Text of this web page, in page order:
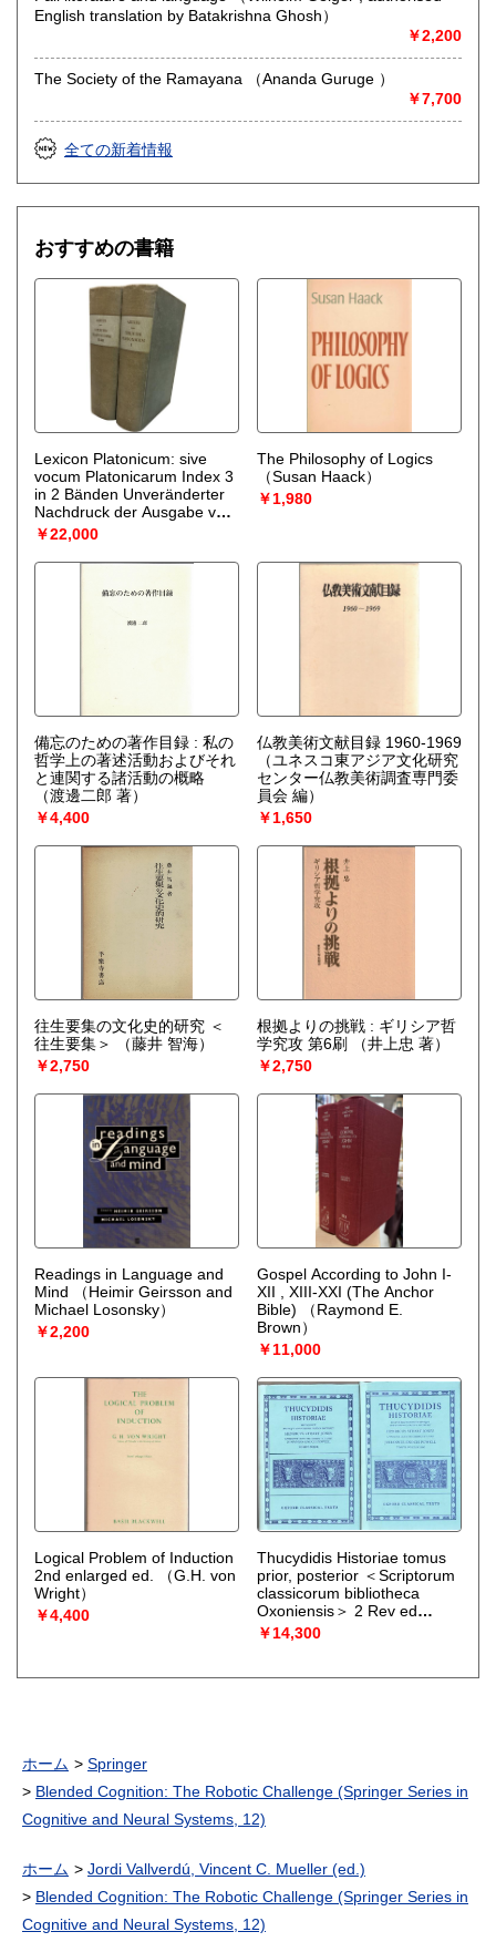
English translation by Batakrishna Ghosh）
￥2,200
The Society of the Ramayana （Ananda Guruge ）
￥7,700
全ての新着情報
おすすめの書籍
Lexicon Platonicum: sive
vocum Platonicarum Index 3
in 2 Bänden Unveränderter
Nachdruck der Ausgabe von
1835–1838
Astius）
￥22,000
The Philosophy of Logics
（Susan Haack）
￥1,980
備忘のための著作目録 : 私の
哲学上の著述活動およびそれ
と連関する諸活動の概略
（渡邊二郎 著）
￥4,400
仏教美術文献目録 1960-1969
（ユネスコ東アジア文化研究
センター仏教美術調査専門委
員会 編）
￥1,650
往生要集の文化史的研究 ＜
往生要集＞
（藤井 智海）
￥2,750
根拠よりの挑戦 : ギリシア哲
学究攻 第6刷
（井上忠 著）
￥2,750
Readings in Language and
Mind
（Heimir Geirsson and
Michael Losonsky）
￥2,200
Gospel According to John I-
XII , XIII-XXI (The Anchor
Bible)
（Raymond E.
Brown）
￥11,000
Logical Problem of Induction
2nd enlarged ed.
（G.H. von
Wright）
￥4,400
Thucydidis Historiae tomus
prior, posterior ＜Scriptorum
classicorum bibliotheca
Oxoniensis＞ 2 Rev ed
（Thucydidis ; Henricus
Stuart Jones ; Johannes
￥14,300
ホーム
Springer
Blended Cognition: The Robotic Challenge (Springer Series in
Cognitive and Neural Systems, 12)
ホーム
Jordi Vallverdú, Vincent C. Mueller (ed.)
Blended Cognition: The Robotic Challenge (Springer Series in
Cognitive and Neural Systems, 12)